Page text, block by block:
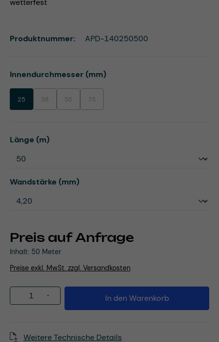
wetterfest
Preis auf Anfrage
Inhalt: 50 Meter
Preise exkl. MwSt. zzgl. Versandkosten
Innendurchmesser (mm)auswählen
25 38(Diese Option ist zurzeit nicht verfügbar.)
50(Diese Option ist zurzeit nicht verfügbar.)
75(Diese Option ist zurzeit nicht verfügbar.)
Länge (m)auswählen
Wandstärke (mm)auswählen
Produkt Anzahl: Gib den gewünschten
In den Warenkorb
Produktnummer: APD-140250500
Weitere Technische Details